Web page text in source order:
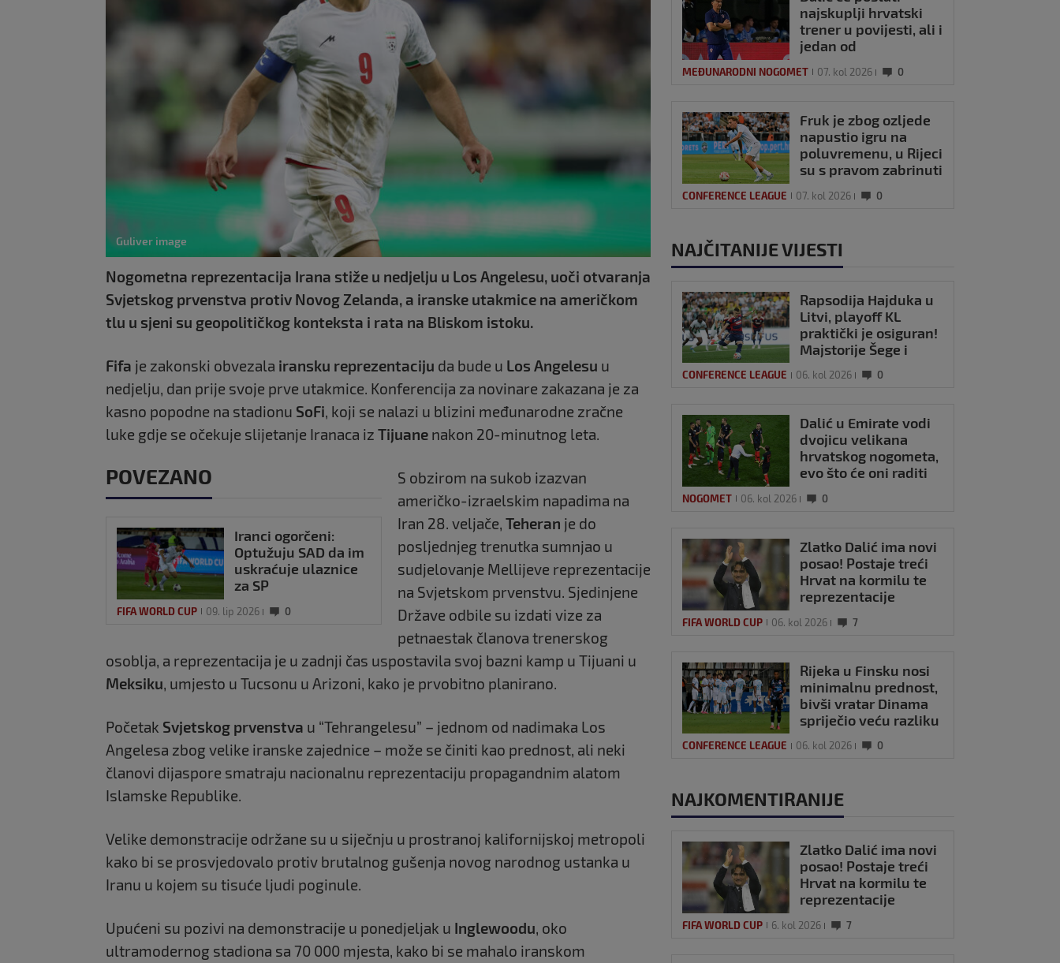
Guliver image
Nogometna reprezentacija Irana stiže u nedjelju u Los Angelesu, uoči otvaranja
Svjetskog prvenstva protiv Novog Zelanda, a iranske utakmice na američkom
tlu u sjeni su geopolitičkog konteksta i rata na Bliskom istoku.
Fifa je zakonski obvezala iransku reprezentaciju da bude u Los Angelesu u
nedjelju, dan prije svoje prve utakmice. Konferencija za novinare zakazana je za
kasno popodne na stadionu SoFi, koji se nalazi u blizini međunarodne zračne
luke gdje se očekuje slijetanje Iranaca iz Tijuane nakon 20-minutnog leta.
POVEZANO
Iranci ogorčeni:
Optužuju SAD da im
uskraćuje ulaznice
za SP
FIFA WORLD CUP 09. lip 2026 0
S obzirom na sukob izazvan
američko-izraelskim napadima na
Iran 28. veljače, Teheran je do
posljednjeg trenutka sumnjao u
sudjelovanje Mellijeve reprezentacije
na Svjetskom prvenstvu. Sjedinjene
Države odbile su izdati vize za
petnaestak članova trenerskog
osoblja, a reprezentacija je u zadnji čas uspostavila svoj bazni kamp u Tijuani u
Meksiku, umjesto u Tucsonu u Arizoni, kako je prvobitno planirano.
Početak Svjetskog prvenstva u “Tehrangelesu” – jednom od nadimaka Los
Angelesa zbog velike iranske zajednice – može se činiti kao prednost, ali neki
članovi dijaspore smatraju nacionalnu reprezentaciju propagandnim alatom
Islamske Republike.
Velike demonstracije održane su u siječnju u prostranoj kalifornijskoj metropoli
kako bi se prosvjedovalo protiv brutalnog gušenja novog narodnog ustanka u
Iranu u kojem su tisuće ljudi poginule.
Upućeni su pozivi na demonstracije u ponedjeljak u Inglewoodu, oko
ultramodernog stadiona sa 70 000 mjesta, kako bi se mahalo iranskom
najskuplji hrvatski
trener u povijesti, ali i
jedan od
svijetu
MEĐUNARODNI NOGOMET 07. kol 2026 0
Fruk je zbog ozljede
napustio igru na
poluvremenu, u Rijeci
su s pravom zabrinuti
CONFERENCE LEAGUE 07. kol 2026 0
NAJČITANIJE VIJESTI
Rapsodija Hajduka u
Litvi, playoff KL
praktički je osiguran!
Majstorije Šege i
CONFERENCE LEAGUE 06. kol 2026 0
Dalić u Emirate vodi
dvojicu velikana
hrvatskog nogometa,
evo što će oni raditi
NOGOMET 06. kol 2026 0
Zlatko Dalić ima novi
posao! Postaje treći
Hrvat na kormilu te
reprezentacije
FIFA WORLD CUP 06. kol 2026 7
Rijeka u Finsku nosi
minimalnu prednost,
bivši vratar Dinama
spriječio veću razliku
CONFERENCE LEAGUE 06. kol 2026 0
NAJKOMENTIRANIJE
Zlatko Dalić ima novi
posao! Postaje treći
Hrvat na kormilu te
reprezentacije
FIFA WORLD CUP 6. kol 2026 7